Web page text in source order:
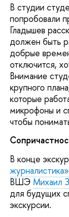
В студии
попробовали
Гладышев
должен быть
добрые
отключится,
Внимание
крупного
которые
микрофоны и
чтобы
В конце
журналистика»
ВШЭ Михаил
для будущих
экскурсии.